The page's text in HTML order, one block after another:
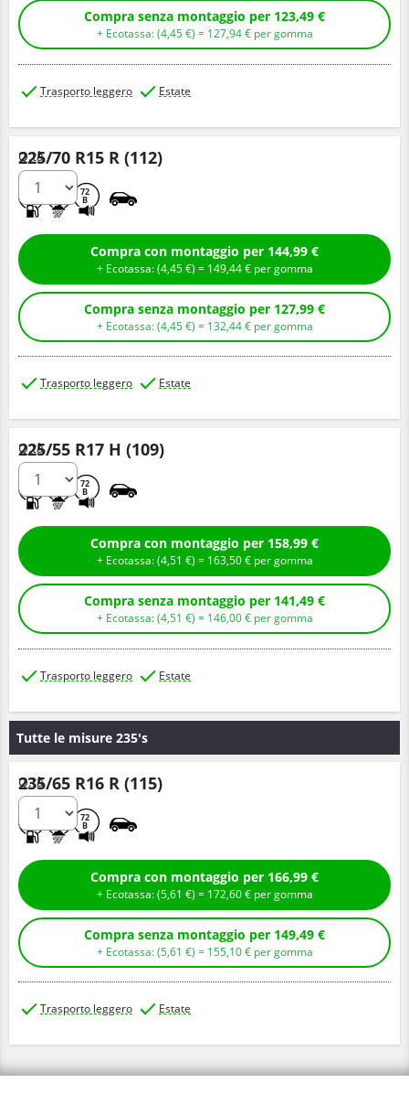
Compra senza montaggio per 123,49 €
+ Ecotassa: (4,45€ ) = 127,94€ per gomma
Trasporto leggero Estate
225/70 R15 R (112)
72
B
Q.tà
Compra con montaggio per 144,99 €
+ Ecotassa: (4,45€ ) = 149,44€ per gomma
Compra senza montaggio per 127,99 €
+ Ecotassa: (4,45€ ) = 132,44€ per gomma
Trasporto leggero Estate
225/55 R17 H (109)
72
B
Q.tà
Compra con montaggio per 158,99 €
+ Ecotassa: (4,51 € ) = 163,50€ per gomma
Compra senza montaggio per 141,49 €
+ Ecotassa: (4,51 € ) = 146,00€ per gomma
Trasporto leggero Estate
Tutte le misure 235's
235/65 R16 R (115)
72
B
Q.tà
Compra con montaggio per 166,99 €
+ Ecotassa: (5,61 € ) = 172,60€ per gomma
Compra senza montaggio per 149,49 €
+ Ecotassa: (5,61 € ) = 155,10€ per gomma
Trasporto leggero Estate